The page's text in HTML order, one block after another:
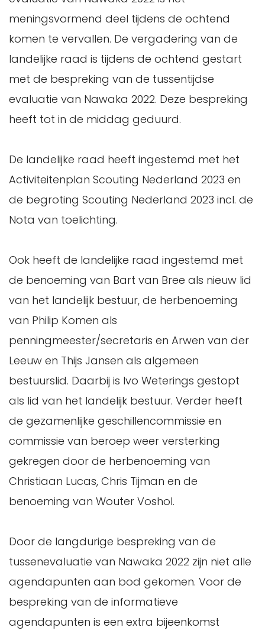
meningsvormend deel tijdens de ochtend
komen te vervallen. De vergadering van de
landelijke raad is tijdens de ochtend gestart
met de bespreking van de tussentijdse
evaluatie van Nawaka 2022. Deze bespreking
heeft tot in de middag geduurd.
De landelijke raad heeft ingestemd met het
Activiteitenplan Scouting Nederland 2023 en
de begroting Scouting Nederland 2023 incl. de
Nota van toelichting.
Ook heeft de landelijke raad ingestemd met
de benoeming van Bart van Bree als nieuw lid
van het landelijk bestuur, de herbenoeming
van Philip Komen als
penningmeester/secretaris en Arwen van der
Leeuw en Thijs Jansen als algemeen
bestuurslid. Daarbij is Ivo Weterings gestopt
als lid van het landelijk bestuur. Verder heeft
de gezamenlijke geschillencommissie en
commissie van beroep weer versterking
gekregen door de herbenoeming van
Christiaan Lucas, Chris Tijman en de
benoeming van Wouter Voshol.
Door de langdurige bespreking van de
tussenevaluatie van Nawaka 2022 zijn niet alle
agendapunten aan bod gekomen. Voor de
bespreking van de informatieve
agendapunten is een extra bijeenkomst